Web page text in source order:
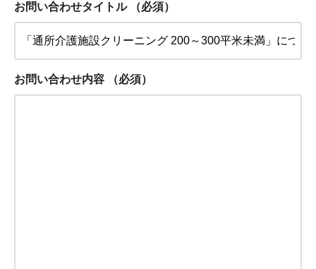
お問い合わせタイトル （必須）
お問い合わせ内容 （必須）